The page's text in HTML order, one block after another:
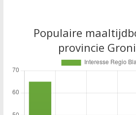
Populaire
provincie